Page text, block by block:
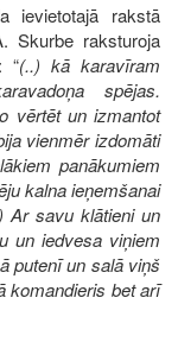
ievietotajā rakstā
Skurbe raksturoja
“(..) kā karavīram
spējas.
vērtēt un izmantot
vienmēr izdomāti
panākumiem
kalna ieņemšanai
Ar savu klātieni un
un iedvesa viņiem
putenī un salā viņš
komandieris bet arī